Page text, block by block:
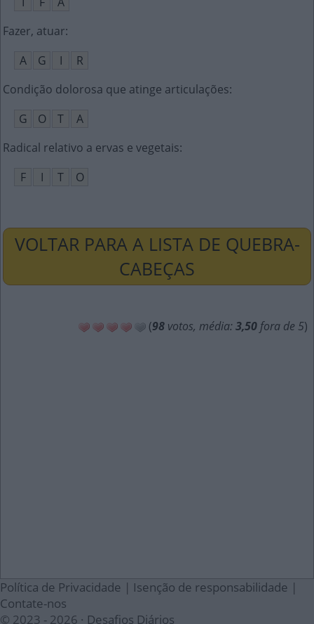
Fazer, atuar:
A
G I
R
Condição dolorosa que atinge articulações:
G
O T
A
Radical relativo a ervas e vegetais:
F
I T O
VOLTAR PARA A LISTA DE QUEBRA-
CABEÇAS
(98 votos, média: 3,50 fora de 5)
Política de Privacidade | Isenção de responsabilidade |
Contate-nos
© 2023 - 2026 · Desafios Diários